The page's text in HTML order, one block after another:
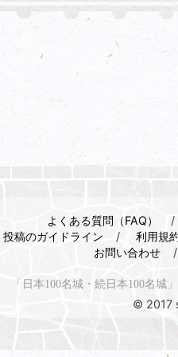
よくある質問（FAQ）
投稿のガイドライン
利用規
お問い合わせ
「日本100名城・続日本100名城
© 2017